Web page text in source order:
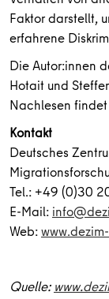
Faktor darstellt,
erfahrene
Die Autor:innen
Hotait und
Nachlesen
Kontakt
Deutsches
Tel.: +49 (0)30
E-Mail:
Web:
Quelle: